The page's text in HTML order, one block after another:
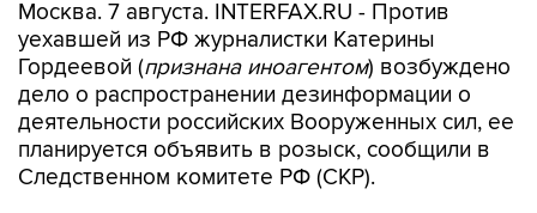
Москва. 7 августа. INTERFAX.RU - Против
уехавшей из РФ журналистки Катерины
Гордеевой (признана иноагентом) возбуждено
дело о распространении дезинформации о
деятельности российских Вооруженных сил, ее
планируется объявить в розыск, сообщили в
Следственном комитете РФ (СКР).